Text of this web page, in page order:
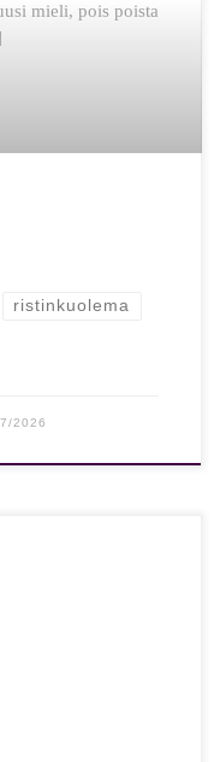
mieli, pois poista
ristinkuolema
2026
”Suomi
julisti YLE:n